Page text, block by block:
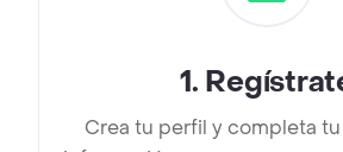
1.
Crea tu perfil y completa